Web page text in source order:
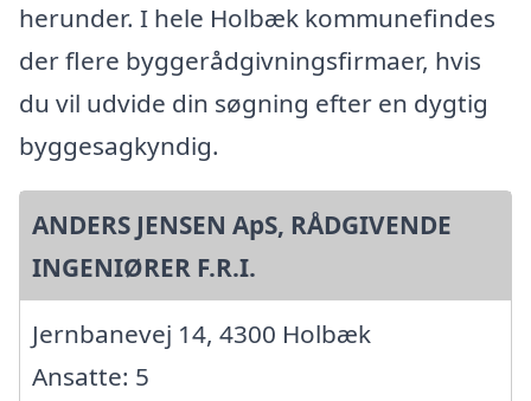
herunder. I hele Holbæk kommunefindes
der flere byggerådgivningsfirmaer, hvis
du vil udvide din søgning efter en dygtig
byggesagkyndig.
ANDERS JENSEN ApS, RÅDGIVENDE
INGENIØRER F.R.I.
Jernbanevej 14, 4300 Holbæk
Ansatte: 5